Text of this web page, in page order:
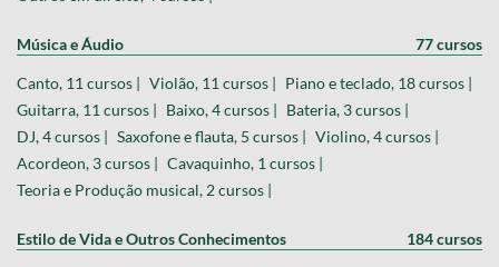
Música e Áudio 77 cursos
Canto, 11 cursos | Violão, 11 cursos | Piano e teclado, 18 cursos |
Guitarra, 11 cursos | Baixo, 4 cursos | Bateria, 3 cursos |
DJ, 4 cursos | Saxofone e flauta, 5 cursos | Violino, 4 cursos |
Acordeon, 3 cursos | Cavaquinho, 1 cursos |
Teoria e Produção musical, 2 cursos |
Estilo de Vida e Outros Conhecimentos 184 cursos